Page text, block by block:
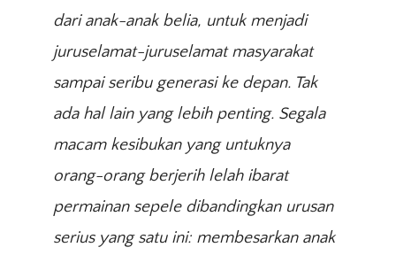
dari anak-anak belia, untuk menjadi
juruselamat-juruselamat masyarakat
sampai seribu generasi ke depan. Tak
ada hal lain yang lebih penting. Segala
macam kesibukan yang untuknya
orang-orang berjerih lelah ibarat
permainan sepele dibandingkan urusan
serius yang satu ini: membesarkan anak